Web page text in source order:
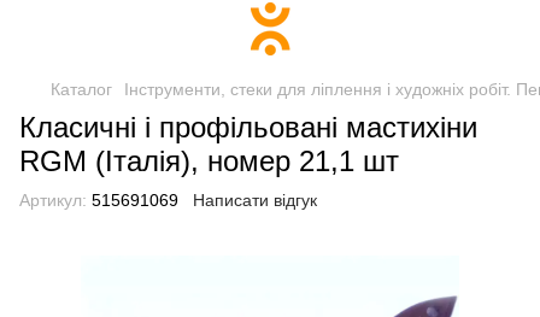
Каталог Інструменти, стеки для ліплення і художніх робіт.
Класичні і профільовані мастихіни
RGM (Італія), номер 21,1 шт
Артикул: 515691069 Написати відгук